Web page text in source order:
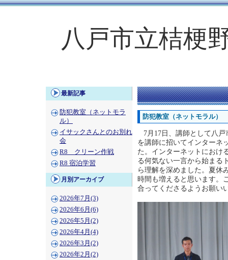
八戸市立桔梗
最新記事
防犯教室（ネットモラ
ル）
イサックさんとのお別れ
会
R8 クリーン作戦
R8 宿泊学習
月別アーカイブ
2026年7月(3)
2026年6月(6)
2026年5月(2)
2026年4月(4)
2026年3月(2)
2026年2月(2)
防犯教室（ネットモラル）
7月17日、講師として八
を講師に招いてインターネ
た。インターネットにおけ
る何気ない一言から始まる
ら理解を深めました。夏休
時間も増えると思います。
合ってくださるようお願い